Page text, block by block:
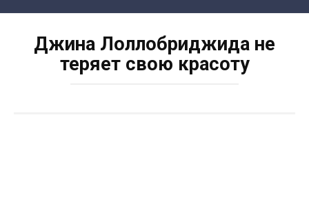
Джина Лоллобриджида не
теряет свою красоту